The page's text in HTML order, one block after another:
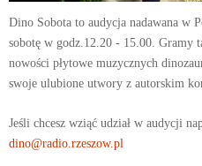
Dino Sobota to audycja nadawana w
sobotę w godz.12.20 - 15.00. Gramy
nowości płytowe muzycznych
swoje ulubione utwory z autorskim
Jeśli chcesz wziąć udział w audycji
dino@radio.rzeszow.pl